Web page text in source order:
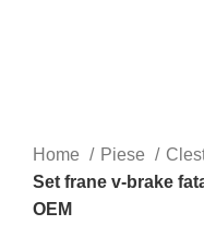
Home Piese
Set frane v-brake
OEM